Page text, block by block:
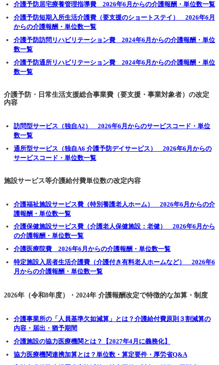
介護予防居宅療養管理指導費 2026年6月からの介護報酬・単位数一覧
介護予防短期入所生活介護費（要支援のショートステイ） 2026年6月
からの介護報酬・単位数一覧
介護予防訪問リハビリテーション費 2024年6月からの介護報酬・単位
数一覧
介護予防通所リハビリテーション費 2024年6月からの介護報酬・単位
数一覧
介護予防・日常生活支援総合事業費（要支援・事業対象者）の改定
内容
訪問型サービス（独自A2） 2026年6月からのサービスコード・単位
数一覧
通所型サービス（独自A6 介護予防デイサービス） 2026年6月からの
サービスコード・単位数一覧
施設サービス等介護給付費単位数の改定内容
介護福祉施設サービス費（特別養護老人ホーム） 2026年6月からの介
護報酬・単位数一覧
介護保健施設サービス費（介護老人保健施設：老健） 2026年6月から
の介護報酬・単位数一覧
介護医療院費 2026年6月からの介護報酬・単位数一覧
特定施設入居者生活介護費（介護付き有料老人ホームなど） 2026年6
月からの介護報酬・単位数一覧
2026年（令和8年度）・2024年 介護報酬改定で特徴的な加算・制度
介護事業所の「人員基準欠如減算」とは？介護給付費原則３割減算の
内容・届出・猶予期間
介護施設の協力医療機関とは？【2027年4月に義務化】
協力医療機関連携加算とは？単位数・算定要件・厚労省Q&A